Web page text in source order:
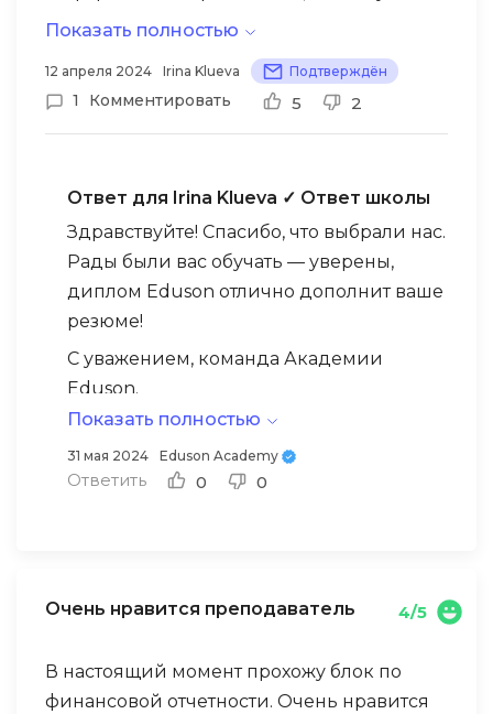
приходилось делать конспекты. Было бы
было скачать в печатном виде.
Показать полностью
12 апреля 2024 Irina Klueva Подтверждён
1 Комментировать 5 2
Ответ для Irina Klueva ✓ Ответ школы
Здравствуйте! Спасибо, что выбрали нас.
Рады были вас обучать — уверены,
диплом Eduson отлично дополнит ваше
резюме!
С уважением, команда Академии
Eduson.
Показать полностью
31 мая 2024 Eduson Academy
Ответить 0 0
Очень нравится преподаватель 4/5
В настоящий момент прохожу блок по
финансовой отчетности. Очень нравится